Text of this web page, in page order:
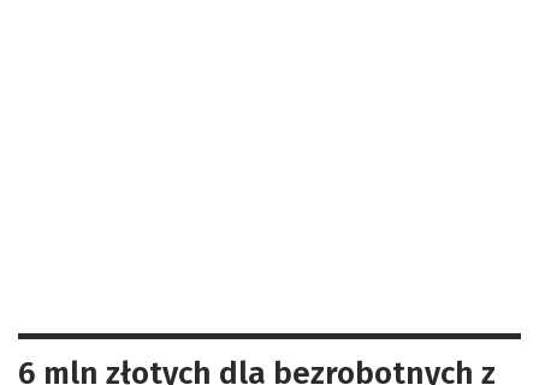
6 mln złotych dla bezrobotnych z